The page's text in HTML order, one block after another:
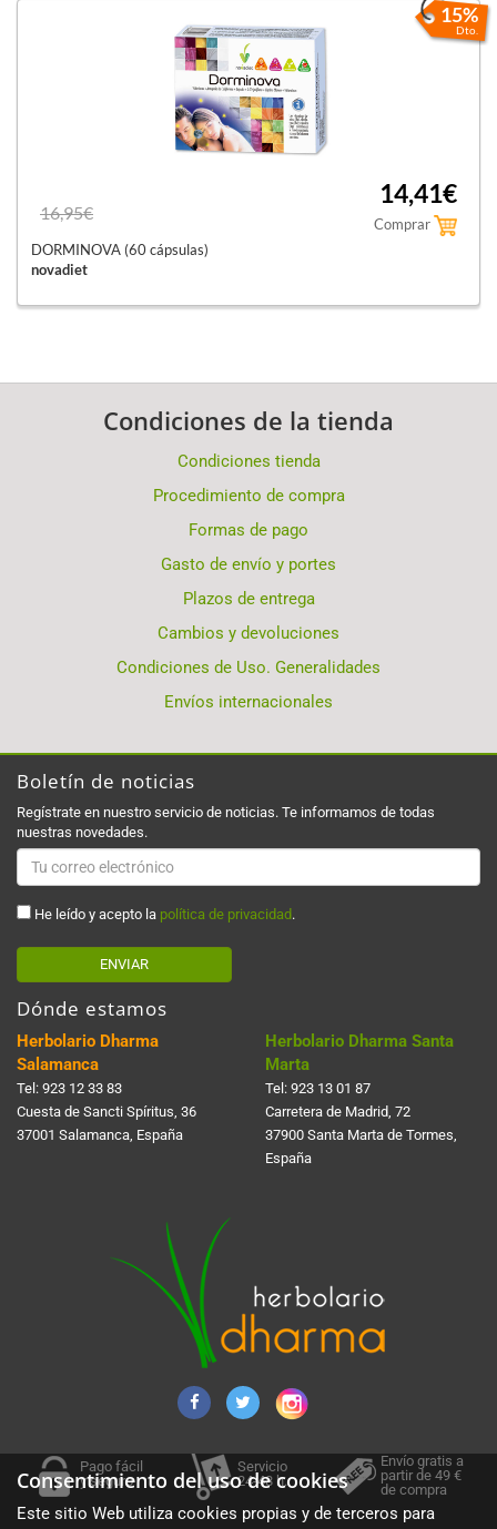
15%
Dto.
16,95€
14,41€
Comprar
DORMINOVA (60 cápsulas)
novadiet
Condiciones de la tienda
Condiciones tienda
Procedimiento de compra
Formas de pago
Gasto de envío y portes
Plazos de entrega
Cambios y devoluciones
Condiciones de Uso. Generalidades
Envíos internacionales
Boletín de noticias
Regístrate en nuestro servicio de noticias. Te informamos de todas
nuestras novedades.
He leído y acepto la política de privacidad .
ENVIAR
Dónde estamos
Herbolario Dharma
Salamanca
Tel: 923 12 33 83
Cuesta de Sancti Spí­ritus, 36
37001 Salamanca, España
Herbolario Dharma Santa
Marta
Tel: 923 13 01 87
Carretera de Madrid, 72
37900 Santa Marta de Tormes,
España
Pago fácil
y seguro
Servicio
24-48 h.
Envío gratis a
partir de 49 €
de compra
Consentimiento del uso de cookies
Este sitio Web utiliza cookies propias y de terceros para